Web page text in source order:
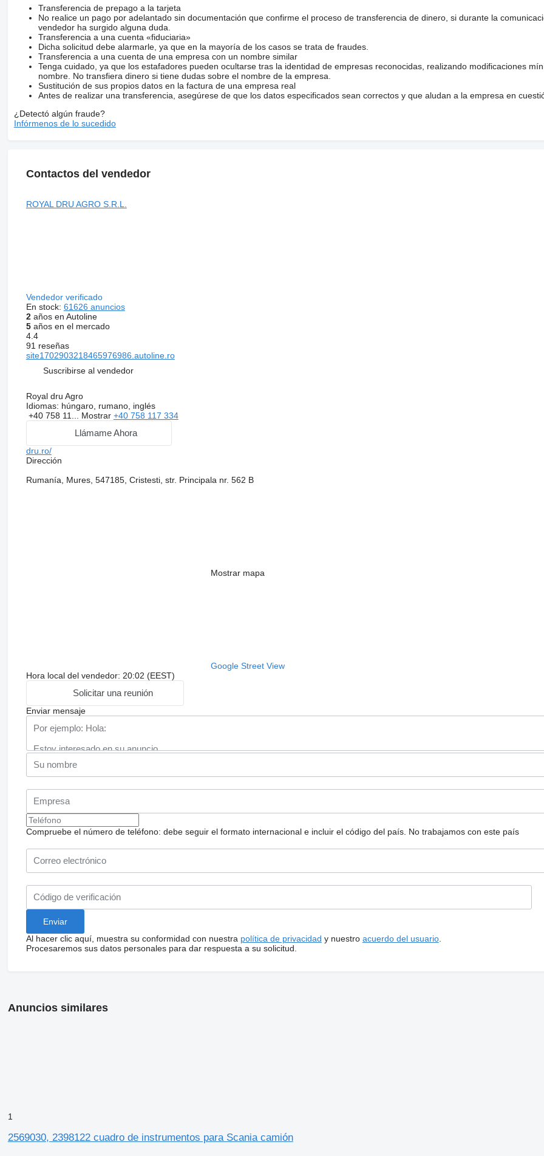
Transferencia de prepago a la tarjeta
No realice un pago por adelantado sin documentación que confirme el proceso de transferencia de dinero, si durante la
vendedor ha surgido alguna duda.
Transferencia a una cuenta «fiduciaria»
Dicha solicitud debe alarmarle, ya que en la mayoría de los casos se trata de fraudes.
Transferencia a una cuenta de una empresa con un nombre similar
Tenga cuidado, ya que los estafadores pueden ocultarse tras la identidad de empresas reconocidas, realizando modificaciones
nombre. No transfiera dinero si tiene dudas sobre el nombre de la empresa.
Sustitución de sus propios datos en la factura de una empresa real
Antes de realizar una transferencia, asegúrese de que los datos especificados sean correctos y que aludan a la empresa en
¿Detectó algún fraude?
Infórmenos de lo sucedido
Contactos del vendedor
ROYAL DRU AGRO S.R.L.
Vendedor verificado
En stock: 61626 anuncios
2años en Autoline
5años en el mercado
4.4
91 reseñas
site1702903218465976986.autoline.ro
Suscribirse al vendedor
Royal dru Agro
Idiomas: húngaro, rumano, inglés
+40 758 11... Mostrar +40 758 117 334
Llámame Ahora
dru.ro/
Dirección
Rumanía, Mures, 547185, Cristesti, str. Principala nr. 562 B
Mostrar mapa
Google Street View
Hora local del vendedor: 20:02 (EEST)
Solicitar una reunión
Enviar mensaje
Compruebe el número de teléfono: debe seguir el formato internacional e incluir el código del país. No trabajamos con este país
Al hacer clic aquí, muestra su conformidad con nuestra política de privacidad y nuestro acuerdo del usuario.
Procesaremos sus datos personales para dar respuesta a su solicitud.
Anuncios similares
1
2569030, 2398122 cuadro de instrumentos para Scania camión